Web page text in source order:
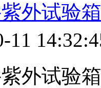
外试验
11
外试验